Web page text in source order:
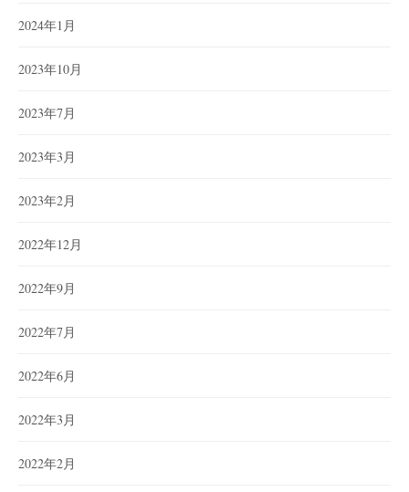
2024年1月
2023年10月
2023年7月
2023年3月
2023年2月
2022年12月
2022年9月
2022年7月
2022年6月
2022年3月
2022年2月